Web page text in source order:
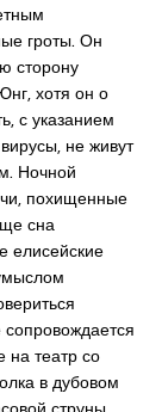
гроты. Он
сторону
хотя он о
с указанием
не живут
Ночной
похищенные
сна
елисейские
театр со
в дубовом